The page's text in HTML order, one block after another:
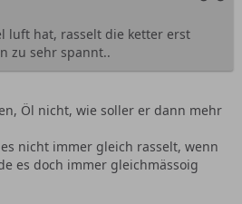
luft hat, rasselt die ketter erst
zu sehr spannt..
Öl nicht, wie soller er dann mehr
nicht immer gleich rasselt, wenn
es doch immer gleichmässoig